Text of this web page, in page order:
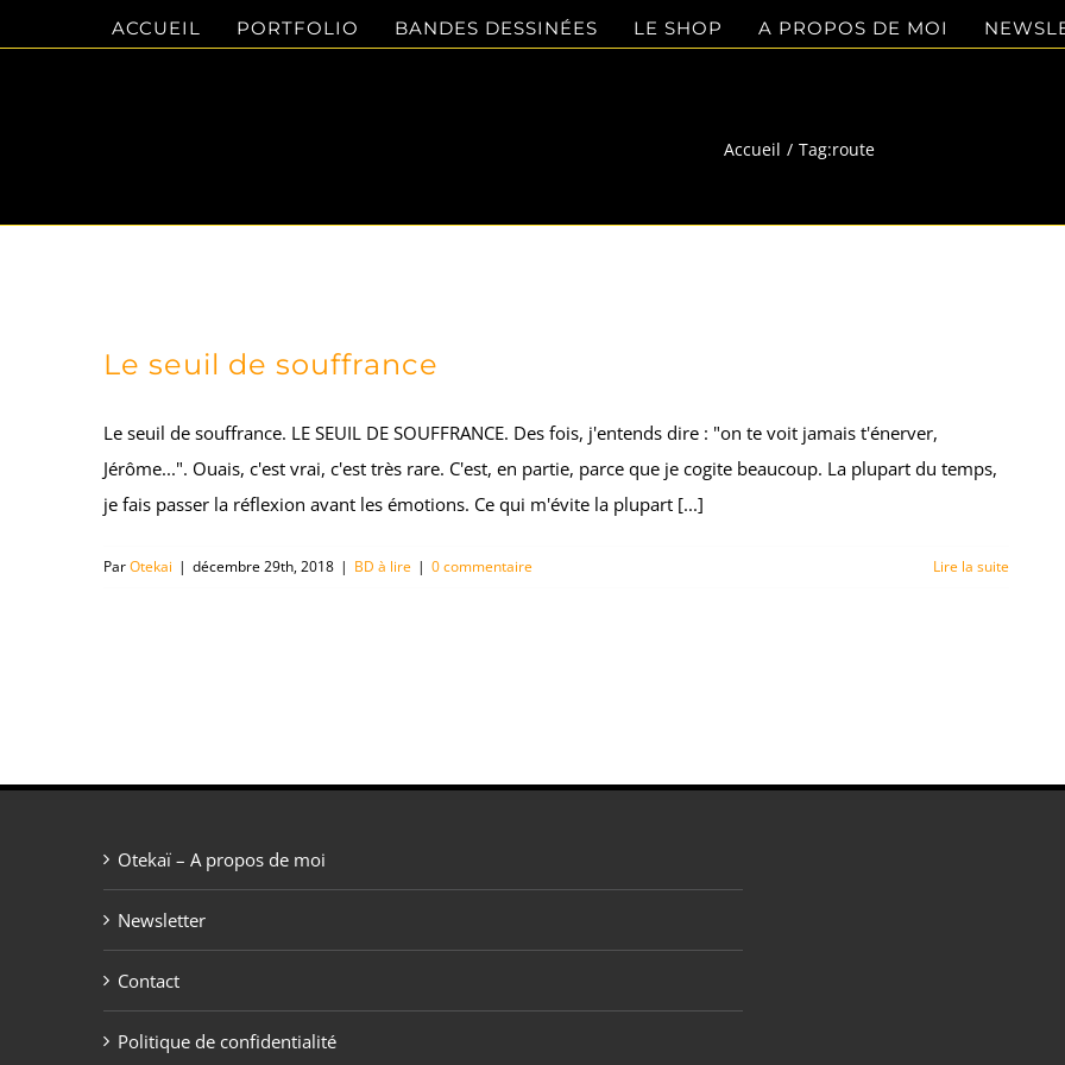
au
ACCUEIL PORTFOLIO BANDES DESSINÉES LE SHOP A PROPOS DE MOI
Accueil Tag:route
Le seuil de souffrance
Le seuil de souffrance. LE SEUIL DE SOUFFRANCE. Des fois, j'entends dire : "on te voit jamais t'énerver,
Jérôme...". Ouais, c'est vrai, c'est très rare. C'est, en partie, parce que je cogite beaucoup. La plupart du temps,
je fais passer la réflexion avant les émotions. Ce qui m'évite la plupart [...]
ParOtekai | décembre 29th, 2018 | BD à lire | 0 commentaire Lire la suite
Otekaï – A propos de moi
Newsletter
Contact
Politique de confidentialité